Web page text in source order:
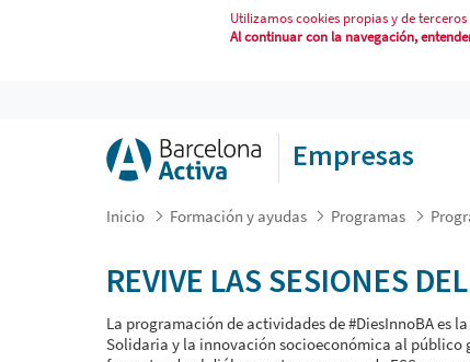
Utilizamos cookies propias y de
Al continuar con la navegación,
Empresas
Inicio Formación y ayudas Programas
REVIVE LAS SESIONES
La programación de actividades de #DiesInnoBA es
Solidaria y la innovación socioeconómica al